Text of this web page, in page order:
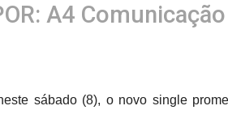
A4 Comunicação
sábado (8), o novo single